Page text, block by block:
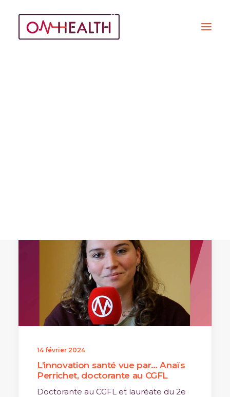
14 février 2024
L’innovation santé vue par… Anaïs
Perrichet, doctorante au CGFL
Doctorante au CGFL et lauréate du 2e